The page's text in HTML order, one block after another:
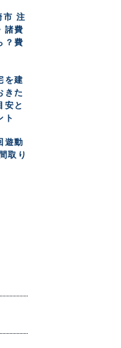
市 注
諸費
？費
を建
きた
安と
ト
遊動
取り